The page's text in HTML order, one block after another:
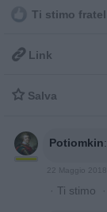
Ti stimo
 Link
 Salva
Potiomkin:
22 Maggio
· Ti stimo ·